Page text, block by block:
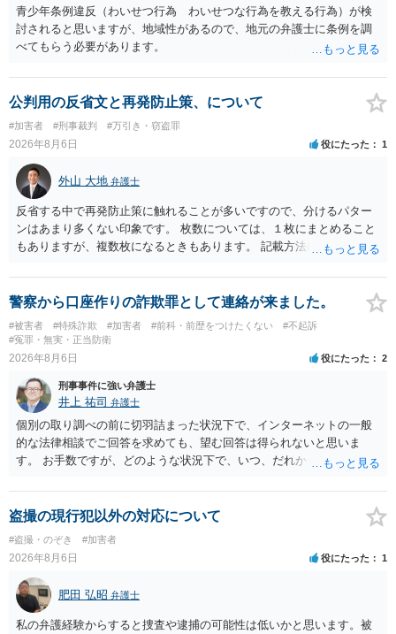
青少年条例違反（わいせつ行為 わいせつな行為を教える行為）が検
討されると思いますが、地域性があるので、地元の弁護士に条例を調
べてもらう必要があります。
公判用の反省文と再発防止策、について
#加害者 #刑事裁判 #万引き・窃盗罪
2026年8月6日 役にたった 1
外山 大地 弁護士
反省する中で再発防止策に触れることが多いですので、分けるパター
ンはあまり多くない印象です。 枚数については、１枚にまとめること
もありますが、複数枚になるときもあります。 記載方法については、
います。 したがいまして、いずれも良いかと考えます。
警察から口座作りの詐欺罪として連絡が来ました。
#被害者 #特殊詐欺 #加害者 #前科・前歴をつけたくない
#不起訴
#冤罪・無実・正当防衛
2026年8月6日 役にたった 2
刑事事件に強い弁護士
井上 祐司 弁護士
個別の取り調べの前に切羽詰まった状況下で、インターネットの一般
的な法律相談でご回答を求めても、望む回答は得られないと思いま
す。 お手数ですが、どのような状況下で、いつ、だれからどのような
の程度だと聞いているのかということについて、お近くで詳細な法律
相談を受けられたうえで対処方法を探された方がよいと思われます。
一般論でいえば、任意取り調べの場合、ＩＣレコーダーを持参して取
り調べ内容を録音することは必須だと考えます。
盗撮の現行犯以外の対応について
#盗撮・のぞき #加害者
2026年8月6日 役にたった 1
肥田 弘昭 弁護士
私の弁護経験からすると捜査や逮捕の可能性は低いかと思います。被